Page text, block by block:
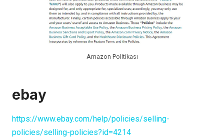
Amazon Politikası
ebay
https://www.ebay.com/help/policies/selling-
policies/selling-policies?id=4214